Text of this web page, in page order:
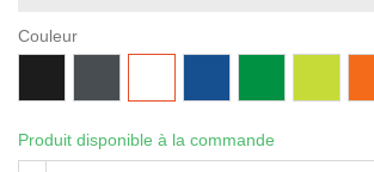
Couleur
Produit disponible à la commande